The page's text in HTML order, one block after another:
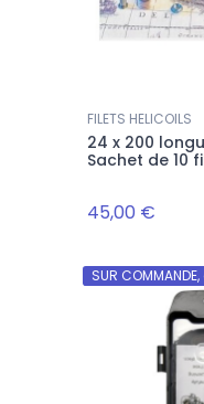
FILETS HELICOILS
24 x 200
Sachet de 10
45,00 €
SUR